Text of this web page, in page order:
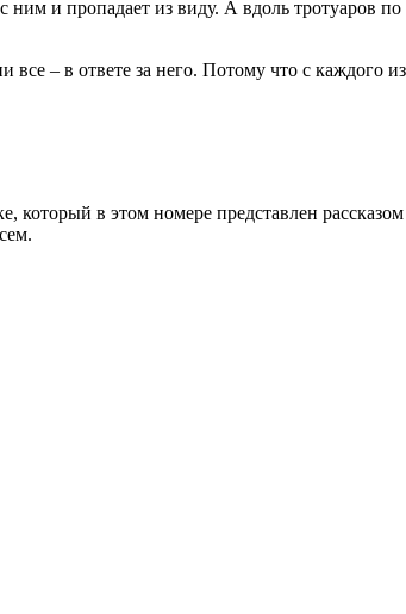
ним и пропадает из виду. А вдоль тротуаров
– в ответе за него. Потому что с каждого
в этом номере представлен